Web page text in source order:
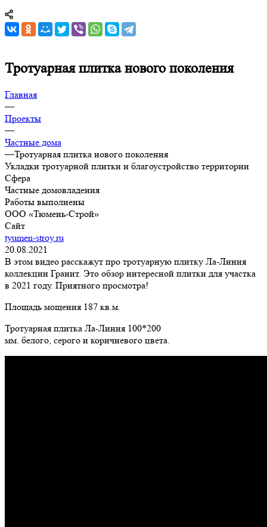
Тротуарная плитка нового поколения
Главная
—
Проекты
—
Частные дома
—Тротуарная плитка нового поколения
Укладки тротуарной плитки и благоустройство территории
Сфера
Частные домовладения
Работы выполнены
ООО «Тюмень-Строй»
Сайт
tyumen-stroy.ru
20.08.2021
В этом видео расскажут про тротуарную плитку Ла-Линия
коллекции Гранит. Это обзор интересной плитки для участка
в 2021 году. Приятного просмотра!
Площадь мощения 187 кв.м.
Тротуарная плитка Ла-Линия 100*200
мм. белого, серого и коричневого цвета.